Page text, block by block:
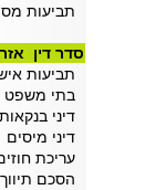
תביעות מס
סדר דין
תביעות
בתי משפט
דיני בנקאות
דיני מיסים
עריכת
הסכם תיווך